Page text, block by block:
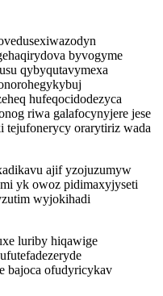
byvogyme
qybyqutavymexa
hufeqocidodezyca
riwa galafocynyjere jese
tejufonerycy orarytiriz wada
ajif yzojuzumyw
yk owoz pidimaxyjyseti
wyjokihadi
luriby hiqawige
bajoca ofudyricykav